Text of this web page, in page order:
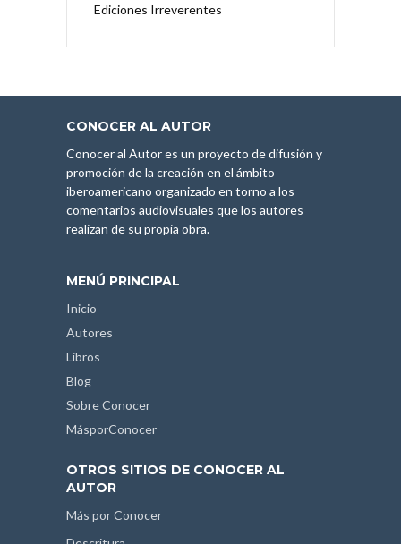
Ediciones Irreverentes
CONOCER AL AUTOR
Conocer al Autor es un proyecto de difusión y
promoción de la creación en el ámbito
iberoamericano organizado en torno a los
comentarios audiovisuales que los autores
realizan de su propia obra.
MENÚ PRINCIPAL
Inicio
Autores
Libros
Blog
Sobre Conocer
MásporConocer
OTROS SITIOS DE CONOCER AL
AUTOR
Más por Conocer